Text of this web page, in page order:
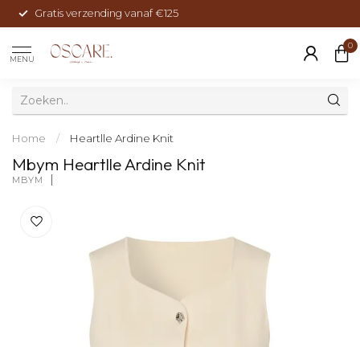
Gratis verzending vanaf €125
MENU
0
Home / Heartlle Ardine Knit
Mbym Heartlle Ardine Knit
MBYM